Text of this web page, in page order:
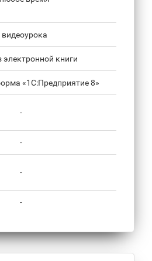
видеоурока
электронной книги
«1С:Предприятие 8»
-
-
-
-